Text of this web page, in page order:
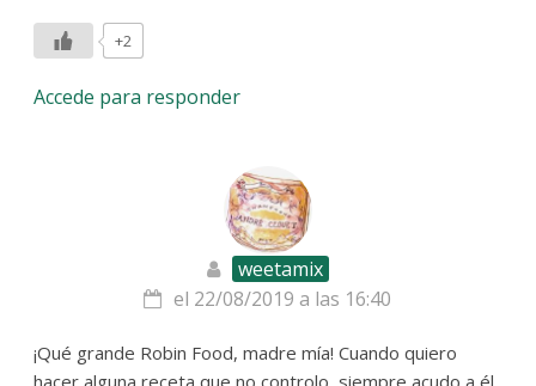
+2
Accede para responder
weetamix
el 22/08/2019 a las 16:40
¡Qué grande Robin Food, madre mía! Cuando quiero
hacer alguna receta que no controlo, siempre acudo a él.